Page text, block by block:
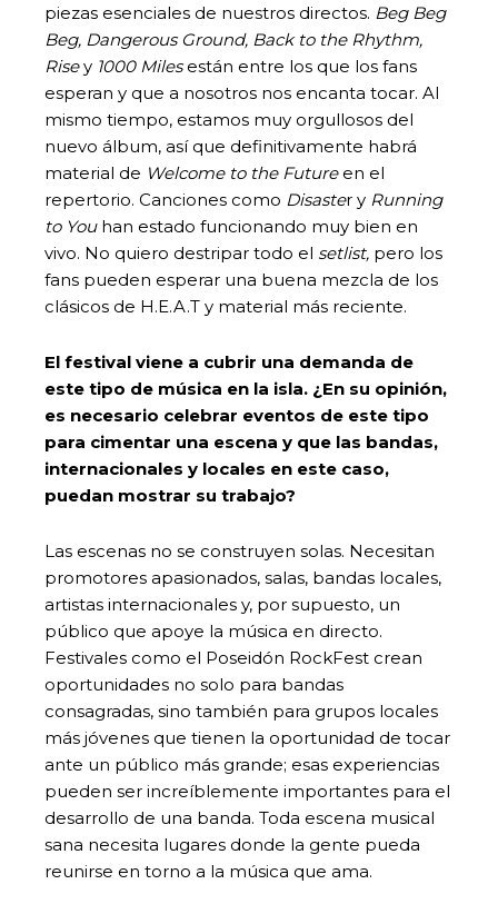
piezas esenciales de nuestros directos. Beg Beg
Beg, Dangerous Ground, Back to the Rhythm,
Risey 1000 Milesestán entre los que los fans
esperan y que a nosotros nos encanta tocar. Al
mismo tiempo, estamos muy orgullosos del
nuevo álbum, así que definitivamente habrá
material de Welcome to the Futureen el
repertorio. Canciones como Disaster y Running
to Youhan estado funcionando muy bien en
vivo. No quiero destripar todo el setlist, pero los
fans pueden esperar una buena mezcla de los
clásicos de H.E.A.T y material más reciente.
El festival viene a cubrir una demanda de
este tipo de música en la isla. ¿En su opinión,
es necesario celebrar eventos de este tipo
para cimentar una escena y que las bandas,
internacionales y locales en este caso,
puedan mostrar su trabajo?
Las escenas no se construyen solas. Necesitan
promotores apasionados, salas, bandas locales,
artistas internacionales y, por supuesto, un
público que apoye la música en directo.
Festivales como el Poseidón RockFest crean
oportunidades no solo para bandas
consagradas, sino también para grupos locales
más jóvenes que tienen la oportunidad de tocar
ante un público más grande; esas experiencias
pueden ser increíblemente importantes para el
desarrollo de una banda. Toda escena musical
sana necesita lugares donde la gente pueda
reunirse en torno a la música que ama.